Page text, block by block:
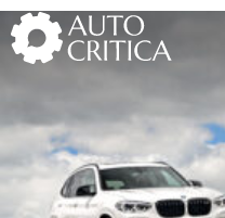
Skip
to
content